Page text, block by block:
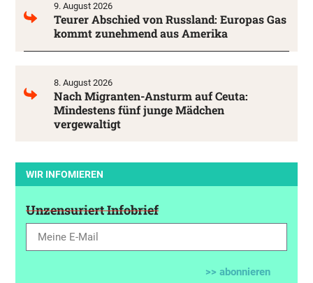
9. August 2026
Teurer Abschied von Russland: Europas Gas
kommt zunehmend aus Amerika
8. August 2026
Nach Migranten-Ansturm auf Ceuta:
Mindestens fünf junge Mädchen
vergewaltigt
WIR INFOMIEREN
Unzensuriert Infobrief
>> abonnieren